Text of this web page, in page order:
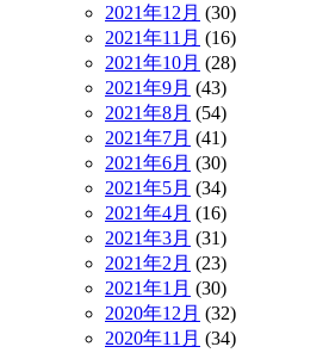
2021年12月 (30)
2021年11月 (16)
2021年10月 (28)
2021年9月 (43)
2021年8月 (54)
2021年7月 (41)
2021年6月 (30)
2021年5月 (34)
2021年4月 (16)
2021年3月 (31)
2021年2月 (23)
2021年1月 (30)
2020年12月 (32)
2020年11月 (34)